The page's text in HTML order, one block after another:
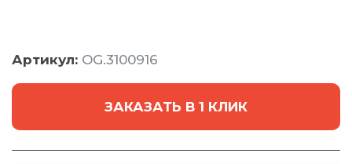
Артикул: OG.3100916
ЗАКАЗАТЬ В 1 КЛИК